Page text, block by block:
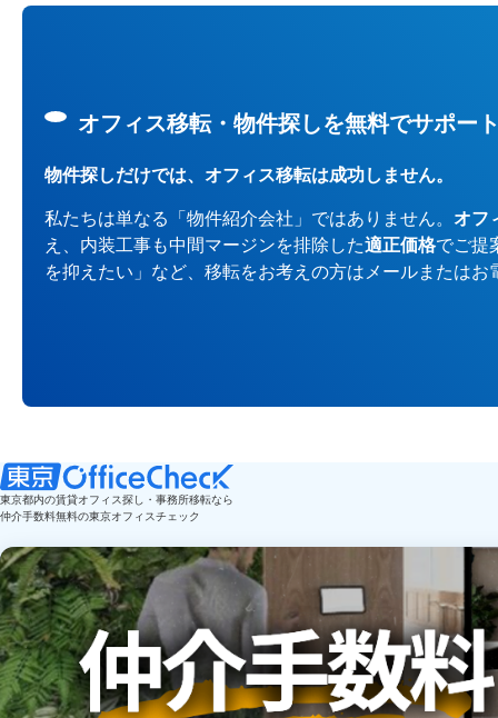
オフィス移転・物件探しを無料でサポー
物件探しだけでは、オフィス移転は成功しません。
私たちは単なる「物件紹介会社」ではありません。 オフ
え、内装工事も中間マージンを排除した適正価格でご提
を抑えたい」など、移転をお考えの方はメールまたは
東京都内の賃貸オフィス探し・事務所移転なら
仲介手数料無料の東京オフィスチェック